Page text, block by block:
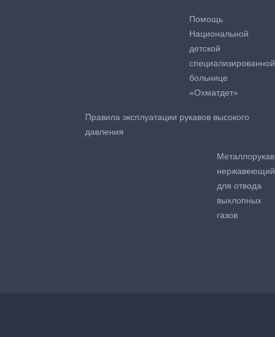
Помощь
Национальной
детской
специализированной
больнице
«Охматдет»
Правила эксплуатации рукавов высокого
давления
Металлорукав
нержавеющий
для отвода
выхлопных
газов